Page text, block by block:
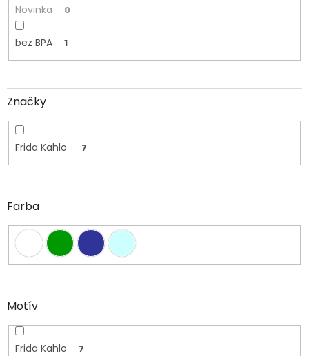
Novinka 0
bez BPA 1
Značky
Frida Kahlo 7
Farba
Motív
Frida Kahlo 7